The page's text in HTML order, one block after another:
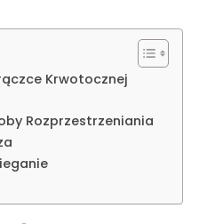
Krwotocznej
Rozprzestrzeniania